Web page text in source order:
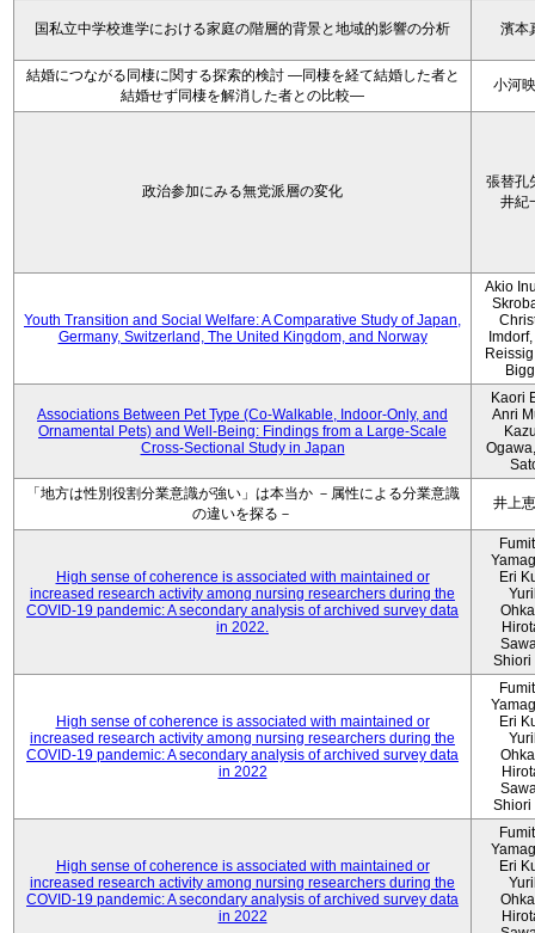
国私立中学校進学における家庭の階層的背景と地域的影響の分析 濱本
結婚につながる同棲に関する探索的検討 ―同棲を経て結婚した者と
結婚せず同棲を解消した者との比較―
小河
政治参加にみる無党派層の変化
張替孔
井紀
Youth Transition and Social Welfare: A Comparative Study of Japan,
Germany, Switzerland, The United Kingdom, and Norway
Akio
Associations Between Pet Type (Co-Walkable, Indoor-Only, and
Ornamental Pets) and Well-Being: Findings from a Large-Scale
Cross-Sectional Study in Japan
Kaori
Anri
「地方は性別役割分業意識が強い」は本当か －属性による分業意識
の違いを探る－
井上
High sense of coherence is associated with maintained or
increased research activity among nursing researchers during the
COVID-19 pandemic: A secondary analysis of archived survey data
in 2022.
Eri
Shiori
High sense of coherence is associated with maintained or
increased research activity among nursing researchers during the
COVID-19 pandemic: A secondary analysis of archived survey data
in 2022
Eri
Shiori
High sense of coherence is associated with maintained or
increased research activity among nursing researchers during the
COVID-19 pandemic: A secondary analysis of archived survey data
in 2022
Eri